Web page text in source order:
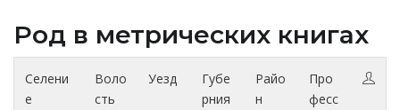
Род в метрических книгах
Селени
е
Воло
сть
Уезд
Губе
рния
Райо
н
Про
фесс